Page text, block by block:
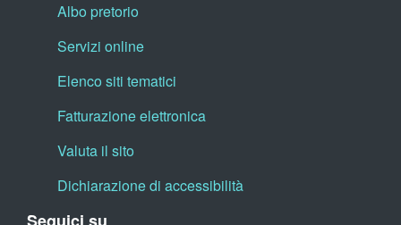
Albo pretorio
Servizi online
Elenco siti tematici
Fatturazione elettronica
Valuta il sito
Dichiarazione di accessibilità